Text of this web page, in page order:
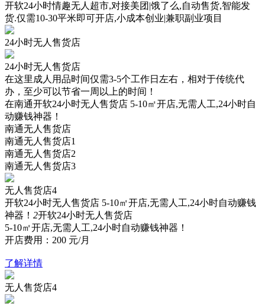
开软24小时情趣无人超市,对接美团|饿了么,自动售货,智能发
货.仅需10-30平米即可开店,小成本创业|兼职副业项目
24小时无人售货店
24小时无人售货店
在这里成人用品时间仅需3-5个工作日左右，相对于传统代
办，至少可以节省一周以上的时间！
在南通开软24小时无人售货店 5-10㎡开店,无需人工,24小时自
动赚钱神器！
南通无人售货店
南通无人售货店1
南通无人售货店2
南通无人售货店3
无人售货店4
开软24小时无人售货店 5-10㎡开店,无需人工,24小时自动赚钱
神器！ 2开软24小时无人售货店
5-10㎡开店,无需人工,24小时自动赚钱神器！
开店费用： 200 元/月
了解详情
无人售货店4